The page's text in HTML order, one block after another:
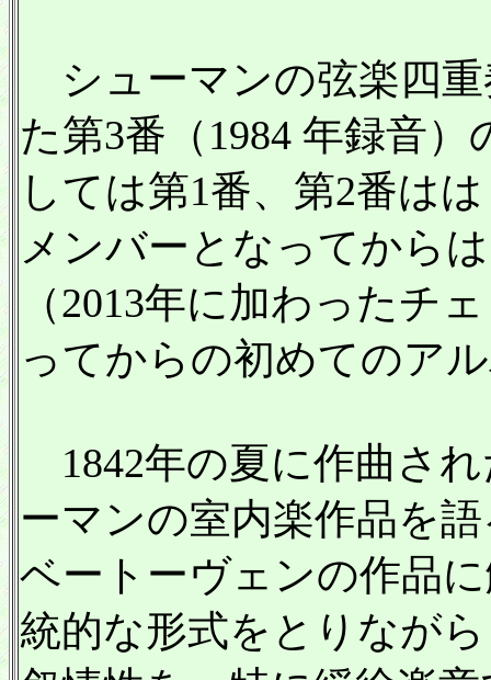
シューマンの弦楽四重
た第3番（1984 年録音
しては第1番、第2番は
メンバーとなってから
（2013年に加わったチ
ってからの初めてのア
1842年の夏に作曲さ
ーマンの室内楽作品を
ベートーヴェンの作品
統的な形式をとりなが